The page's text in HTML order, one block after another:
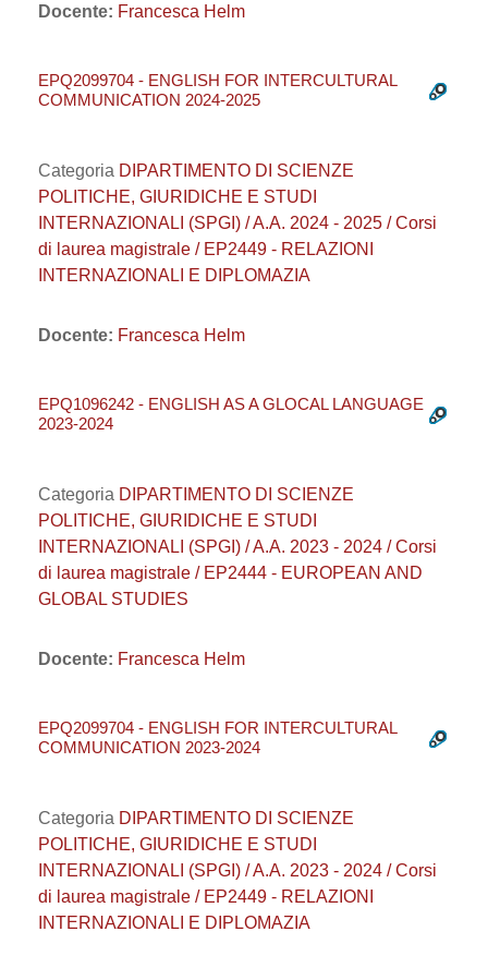
Docente: Francesca Helm
EPQ2099704 - ENGLISH FOR INTERCULTURAL
COMMUNICATION 2024-2025
Categoria DIPARTIMENTO DI SCIENZE
POLITICHE, GIURIDICHE E STUDI
INTERNAZIONALI (SPGI) / A.A. 2024 - 2025 / Corsi
di laurea magistrale / EP2449 - RELAZIONI
INTERNAZIONALI E DIPLOMAZIA
Docente: Francesca Helm
EPQ1096242 - ENGLISH AS A GLOCAL LANGUAGE
2023-2024
Categoria DIPARTIMENTO DI SCIENZE
POLITICHE, GIURIDICHE E STUDI
INTERNAZIONALI (SPGI) / A.A. 2023 - 2024 / Corsi
di laurea magistrale / EP2444 - EUROPEAN AND
GLOBAL STUDIES
Docente: Francesca Helm
EPQ2099704 - ENGLISH FOR INTERCULTURAL
COMMUNICATION 2023-2024
Categoria DIPARTIMENTO DI SCIENZE
POLITICHE, GIURIDICHE E STUDI
INTERNAZIONALI (SPGI) / A.A. 2023 - 2024 / Corsi
di laurea magistrale / EP2449 - RELAZIONI
INTERNAZIONALI E DIPLOMAZIA